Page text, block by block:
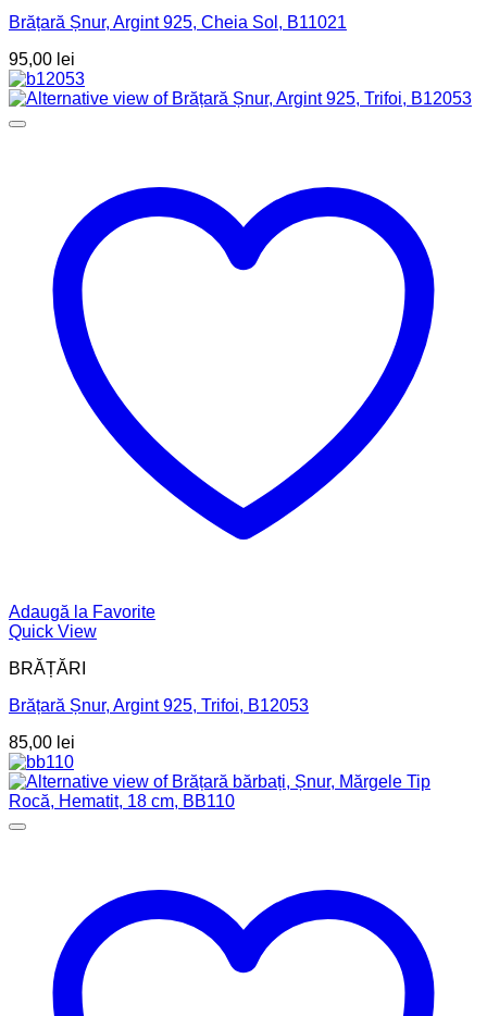
Brățară Șnur, Argint 925, Cheia Sol, B11021
95,00 lei
Adaugă la Favorite
Quick View
BRĂȚĂRI
Brățară Șnur, Argint 925, Trifoi, B12053
85,00 lei